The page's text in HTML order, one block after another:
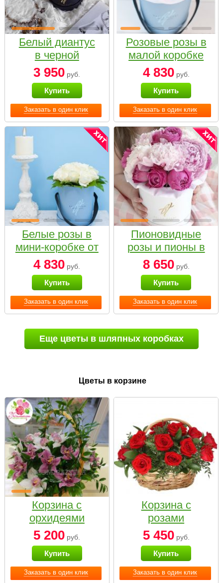
Заказать в один клик
Белый диантус
в черной
коробке Small
3 950 руб.
Купить
Заказать в один клик
Розовые розы в
малой коробке
4 830руб.
Купить
Заказать в один клик
Белые розы в
мини-коробке от
Bella Fiori
4 830 руб.
Купить
Заказать в один клик
Пионовидные
розы и пионы в
белой коробке
Small
8 650руб.
Купить
Еще цветы в шляпных коробках
Цветы в корзине
Заказать в один клик
Корзина с
орхидеями
малая
5 200 руб.
Купить
Заказать в один клик
Корзина с
розами
«Красный
Париж»
5 450руб.
Купить